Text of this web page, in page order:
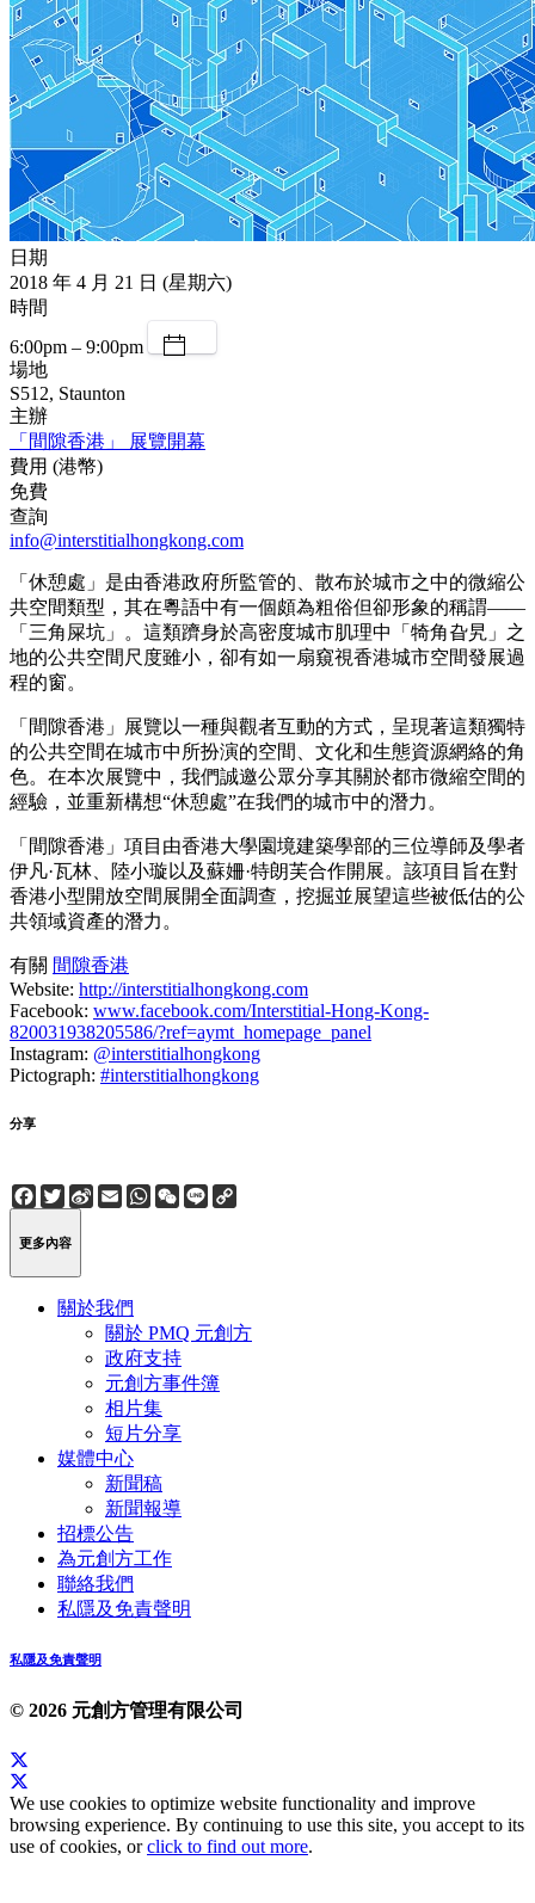
日期
2018 年 4 月 21 日 (星期六)
時間
6:00pm – 9:00pm
場地
S512, Staunton
主辦
「間隙香港」 展覽開幕
費用 (港幣)
免費
查詢
info@interstitialhongkong.com
「休憩處」是由香港政府所監管的、散布於城市之中的微縮公
共空間類型，其在粵語中有一個頗為粗俗但卻形象的稱謂——
「三角屎坑」。這類躋身於高密度城市肌理中「犄角旮旯」之
地的公共空間尺度雖小，卻有如一扇窺視香港城市空間發展過
程的窗。
「間隙香港」展覽以一種與觀者互動的方式，呈現著這類獨特
的公共空間在城市中所扮演的空間、文化和生態資源網絡的角
色。在本次展覽中，我們誠邀公眾分享其關於都市微縮空間的
經驗，並重新構想“休憩處”在我們的城市中的潛力。
「間隙香港」項目由香港大學園境建築學部的三位導師及學者
伊凡·瓦林、陸小璇以及蘇姍·特朗芙合作開展。該項目旨在對
香港小型開放空間展開全面調查，挖掘並展望這些被低估的公
共領域資產的潛力。
有關 間隙香港
Website: http://interstitialhongkong.com
Facebook: www.facebook.com/Interstitial-Hong-Kong-
820031938205586/?ref=aymt_homepage_panel
Instagram: @interstitialhongkong
Pictograph: #interstitialhongkong
分享
Facebook
Twitter
Sina
Weibo
EmailWhatsApp
WeChat
Line
更多內容
關於我們
關於 PMQ 元創方
政府支持
元創方事件簿
相片集
短片分享
媒體中心
新聞稿
新聞報導
招標公告
為元創方工作
聯絡我們
私隱及免責聲明
私隱及免責聲明
© 2026 元創方管理有限公司
We use cookies to optimize website functionality and improve
browsing experience. By continuing to use this site, you accept to its
use of cookies, orclick to find out more.